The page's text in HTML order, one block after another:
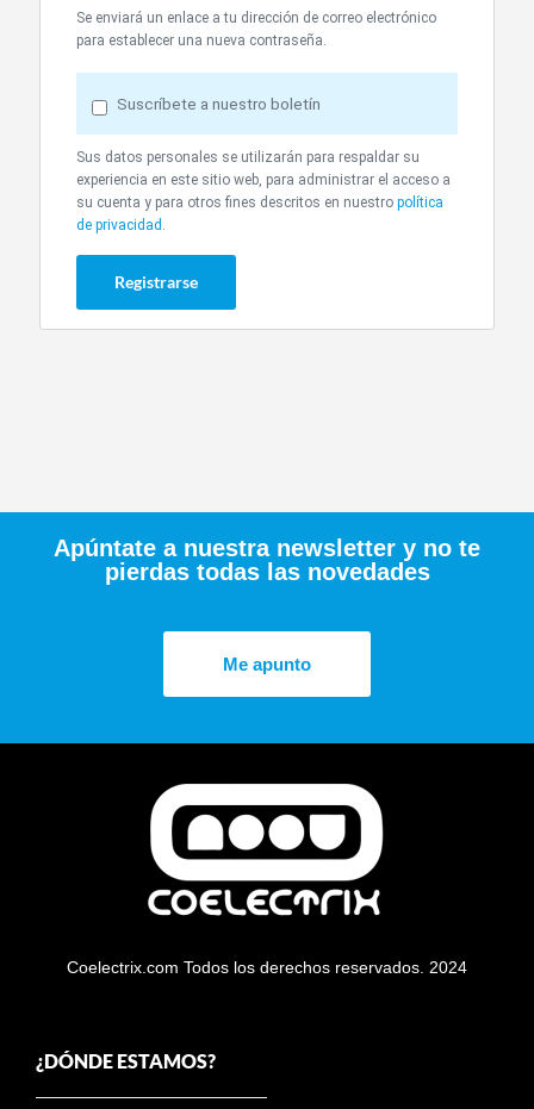
Se enviará un enlace a tu dirección de correo electrónico
para establecer una nueva contraseña.
Suscríbete a nuestro boletín
Sus datos personales se utilizarán para respaldar su
experiencia en este sitio web, para administrar el acceso a
su cuenta y para otros fines descritos en nuestro política
de privacidad .
Registrarse
Apúntate a nuestra newsletter y no te
pierdas todas las novedades
Me apunto
Coelectrix.com Todos los derechos reservados. 2024
¿DÓNDE ESTAMOS?